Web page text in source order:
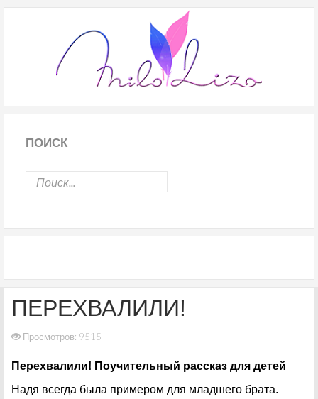
ПОИСК
ПЕРЕХВАЛИЛИ!
Просмотров: 9515
Перехвалили! Поучительный рассказ для детей
Надя всегда была примером для младшего брата.